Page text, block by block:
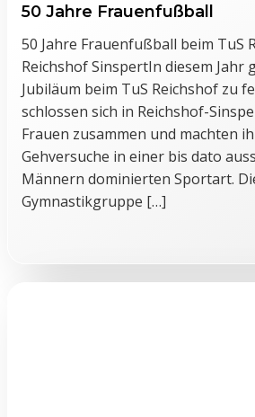
50 Jahre Frauenfußball
50 Jahre Frauenfußball beim TuS
Reichshof SinspertIn diesem Jahr
Jubiläum beim TuS Reichshof zu
schlossen sich in Reichshof-
Frauen zusammen und machten
Gehversuche in einer bis dato
Männern dominierten Sportart.
Gymnastikgruppe […]